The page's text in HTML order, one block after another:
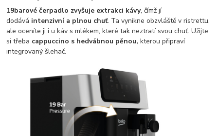
19barové čerpadlo zvyšuje extrakci kávy, čímž jí
dodává intenzivní a plnou chuť. Ta vynikne obzvláště v ristrettu,
ale oceníte ji i u káv s mlékem, které tak neztratí svou chuť. Užijte
si třeba cappuccino s hedvábnou pěnou, kterou připraví
integrovaný šlehač.